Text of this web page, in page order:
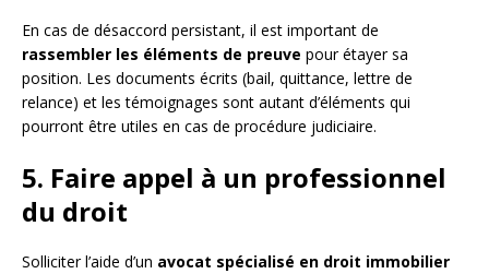
En cas de désaccord persistant, il est important de
rassembler les éléments de preuve pour étayer sa
position. Les documents écrits (bail, quittance, lettre de
relance) et les témoignages sont autant d’éléments qui
pourront être utiles en cas de procédure judiciaire.
5. Faire appel à un professionnel
du droit
Solliciter l’aide d’un avocat spécialisé en droit immobilier